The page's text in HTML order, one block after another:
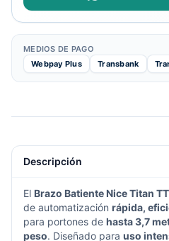
MEDIOS DE PAGO
Webpay Plus
Transbank
Descripción
El Brazo Batiente Nice Titan
de automatización rápida,
para portones de hasta 3,7
peso. Diseñado para uso